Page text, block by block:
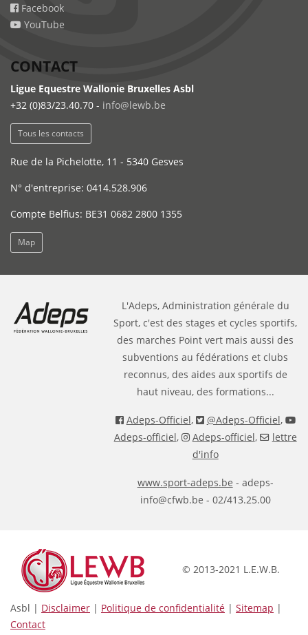
Facebook
YouTube
CONTACT
Ligue Equestre Wallonie Bruxelles Asbl
+32 (0)83/23.40.70 - info@lewb.be
Tous les contacts
Rue de la Pichelotte, 11 - 5340 Gesves
N° d'entreprise: 0414.528.906
Compte Belfius: BE31 0682 2800 1355
Map
L'Adeps, Administration générale du
Sport, c'est des stages et cycles sportifs,
des marches Point vert mais aussi des
subventions au fédérations et clubs
reconnus, des aides aux sportifs de
haut niveau, des formations...
Adeps-Officiel, @Adeps-Officiel,
Adeps-officiel, Adeps-officiel,
lettre
d'info
www.sport-adeps.be - adeps-
info@cfwb.be - 02/413.25.00
© 2013-2021 L.E.W.B.
Asbl | Disclaimer | Politique de confidentialité | Sitemap |
Contact